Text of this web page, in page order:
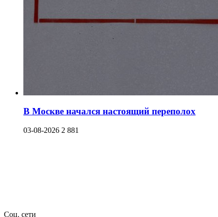
В Москве начался настоящий переполох
03-08-2026 2 881
Соц. сети